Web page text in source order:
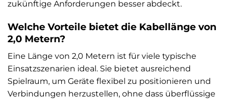
zukünftige Anforderungen besser abdeckt.
Welche Vorteile bietet die Kabellänge von
2,0 Metern?
Eine Länge von 2,0 Metern ist für viele typische
Einsatzszenarien ideal. Sie bietet ausreichend
Spielraum, um Geräte flexibel zu positionieren und
Verbindungen herzustellen, ohne dass überflüssige